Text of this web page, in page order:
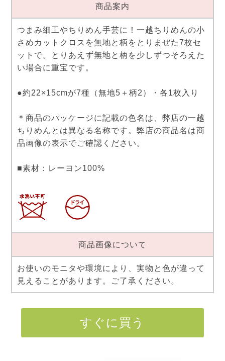
商品案内
つまみ細工やちりめん手芸に！一越ちりめんの小
さめカットクロスを無地と柄をとりまぜた7枚セ
ットで。とりあえず無地と柄を少しずつそろえた
い場合に重宝です。
●約22×15cmが7種（無地5＋柄2）・各1枚入り
＊商品のパッケージに記載の色名は、弊店の一越
ちりめんとは異なる名称です。弊店の商品名は商
品画像の表示でご確認ください。
■素材：レーヨン100%
商品画像について
お使いのモニタや環境により、実物と色が違って
見えることがあります。ご了承ください。
すぐに買う